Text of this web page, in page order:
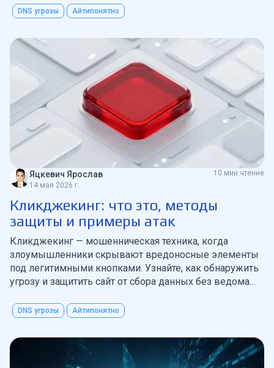
DNS угрозы Айтипонятно
Яцкевич Ярослав
14 мая 2026 г.
10 мин.чтение
Кликджекинг: что это, методы
защиты и примеры атак
Кликджекинг — мошенническая техника, когда
злоумышленники скрывают вредоносные элементы
под легитимными кнопками. Узнайте, как обнаружить
угрозу и защитить сайт от сбора данных без ведома
DNS угрозы Айтипонятно